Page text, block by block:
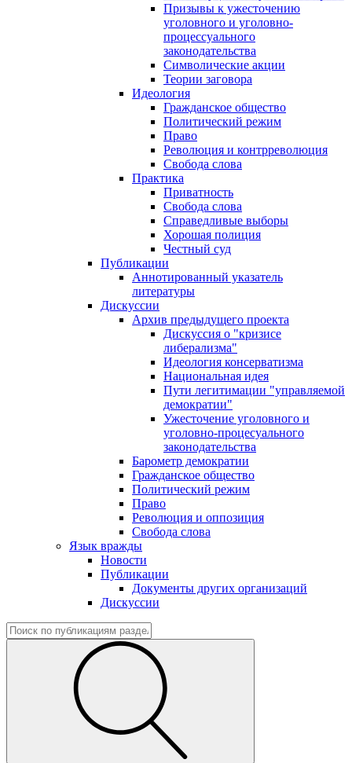
Призывы к ужесточению
уголовного и уголовно-
процессуального
законодательства
Символические акции
Теории заговора
Идеология
Гражданское общество
Политический режим
Право
Революция и контрреволюция
Свобода слова
Практика
Приватность
Свобода слова
Справедливые выборы
Хорошая полиция
Честный суд
Публикации
Аннотированный указатель
литературы
Дискуссии
Архив предыдущего проекта
Дискуссия о "кризисе
либерализма"
Идеология консерватизма
Национальная идея
Пути легитимации "управляемой
демократии"
Ужесточение уголовного и
уголовно-процесуального
законодательства
Барометр демократии
Гражданское общество
Политический режим
Право
Революция и оппозиция
Свобода слова
Язык вражды
Новости
Публикации
Документы других организаций
Дискуссии